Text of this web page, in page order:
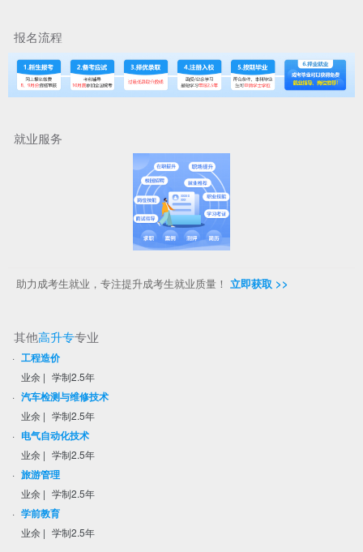
报名流程
就业服务
助力成考生就业，专注提升成考生就业质量！ 立即获取 >>
其他高升专专业
· 工程造价
业余 | 学制2.5年
· 汽车检测与维修技术
业余 | 学制2.5年
· 电气自动化技术
业余 | 学制2.5年
· 旅游管理
业余 | 学制2.5年
· 学前教育
业余 | 学制2.5年